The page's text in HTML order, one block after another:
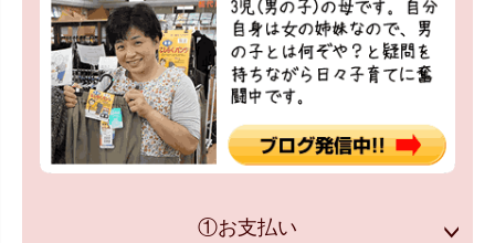
①お支払い